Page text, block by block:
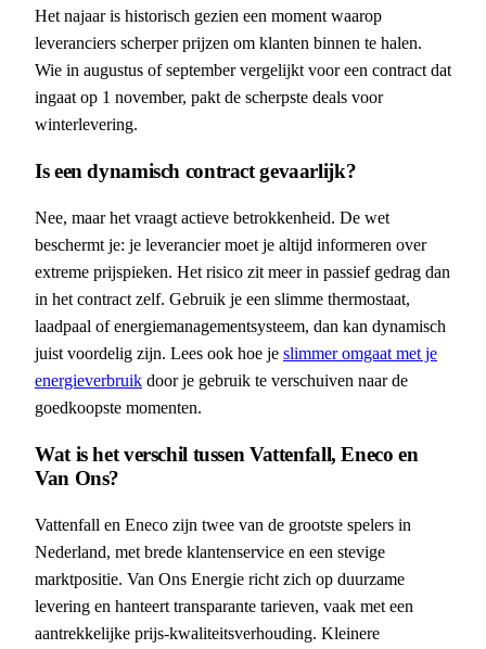
Het najaar is historisch gezien een moment waarop
leveranciers scherper prijzen om klanten binnen te halen.
Wie in augustus of september vergelijkt voor een contract dat
ingaat op 1 november, pakt de scherpste deals voor
winterlevering.
Is een dynamisch contract gevaarlijk?
Nee, maar het vraagt actieve betrokkenheid. De wet
beschermt je: je leverancier moet je altijd informeren over
extreme prijspieken. Het risico zit meer in passief gedrag dan
in het contract zelf. Gebruik je een slimme thermostaat,
laadpaal of energiemanagementsysteem, dan kan dynamisch
juist voordelig zijn. Lees ook hoe je slimmer omgaat met je
energieverbruik door je gebruik te verschuiven naar de
goedkoopste momenten.
Wat is het verschil tussen Vattenfall, Eneco en
Van Ons?
Vattenfall en Eneco zijn twee van de grootste spelers in
Nederland, met brede klantenservice en een stevige
marktpositie. Van Ons Energie richt zich op duurzame
levering en hanteert transparante tarieven, vaak met een
aantrekkelijke prijs-kwaliteitsverhouding. Kleinere